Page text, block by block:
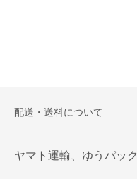
配送・送料について
ヤマト運輸、ゆうパック